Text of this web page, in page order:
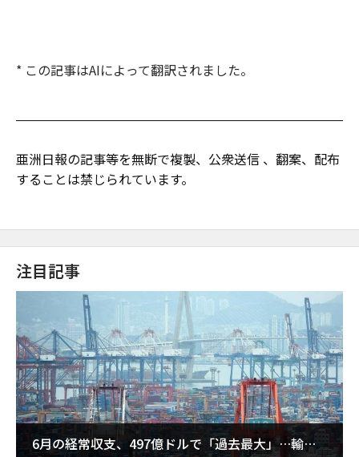
* この記事はAIによって翻訳されました。
亜洲日報の記事等を無断で複製、公衆送信 、翻案、配布
することは禁じられています。
注目記事
6月の経常収支、497億ドルで「過去最大」…輸出